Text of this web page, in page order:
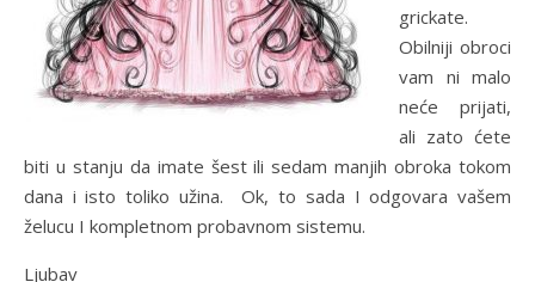
grickate.
Obilniji obroci
vam ni malo
neće prijati,
ali zato ćete
biti u stanju da imate šest ili sedam manjih obroka tokom
dana i isto toliko užina. Ok, to sada I odgovara vašem
želucu I kompletnom probavnom sistemu.
Ljubav